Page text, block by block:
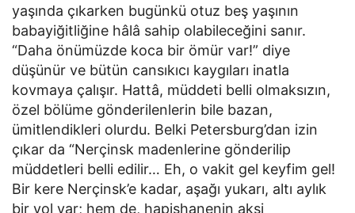
yaşında çıkarken bugünkü otuz beş yaşının
babayiğitliğine hâlâ sahip olabileceğini sanır.
“Daha önümüzde koca bir ömür var!” diye
düşünür ve bütün cansıkıcı kaygıları inatla
kovmaya çalışır. Hattâ, müddeti belli olmaksızın,
özel bölüme gönderilenlerin bile bazan,
ümitlendikleri olurdu. Belki Petersburg’dan izin
çıkar da “Nerçinsk madenlerine gönderilip
müddetleri belli edilir… Eh, o vakit gel keyfim gel!
Bir kere Nerçinsk’e kadar, aşağı yukarı, altı aylık
bir yol var; hem de, hapishanenin aksi